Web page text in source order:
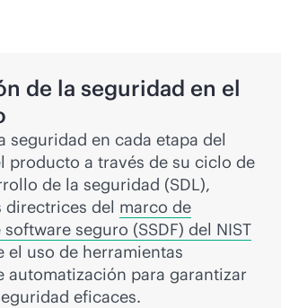
de la seguridad en el
seguridad en cada etapa del
producto a través de su ciclo de
de la seguridad (SDL),
directrices del marco de
seguro (SSDF) del NIST
uso de herramientas
automatización para garantizar
eficaces.